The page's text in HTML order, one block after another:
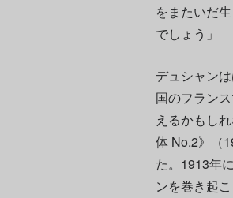
をまたいだ
でしょう」
デュシャン
国のフラン
えるかもし
体 No.2》（
た。1913年に
ンを巻き起